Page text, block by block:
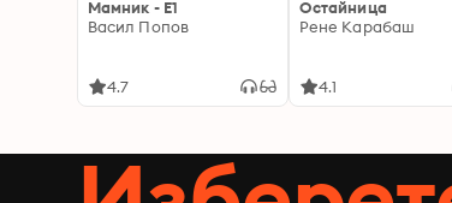
Мамник - E1
Васил Попов
4.7
Остайница
Рене Карабаш
4.1